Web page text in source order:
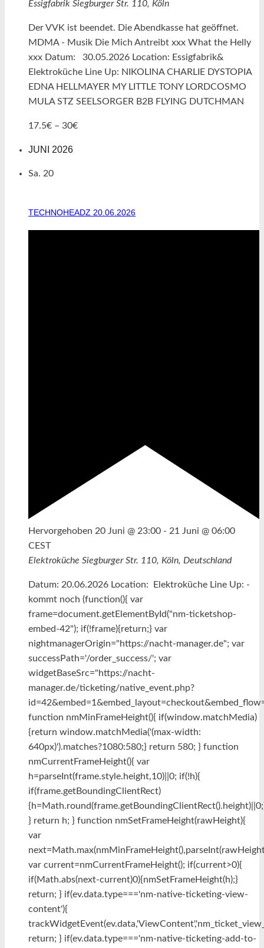
Essigfabrik Siegburger Str. 110, Köln
Der VVK ist beendet. Die Abendkasse hat geöffnet.
MDMA - Musik Die Mich Antreibt xxx What the Helly
xxx Datum: 30.05.2026 Location: Essigfabrik&
Elektroküche Line Up: NIKOLINA CHARLIE DYSTOPIA
EDNA HELLMAYER MY LITTLE TONY LORDCOSMO
MULA STZ SEELSORGER B2B FLYING DUTCHMAN
17.5€ – 30€
JUNI 2026
Sa. 20
TECHNOHEADZ 20.06.2026
Hervorgehoben 20 Juni @ 23:00 - 21 Juni @ 06:00
CEST
Elektroküche Siegburger Str. 110, Köln, Deutschland
Datum: 20.06.2026 Location: Elektroküche Line Up: -
kommt noch (function(){ var
frame=document.getElementById("nm-ticketshop-
embed-42"); if(!frame){return;} var
nightmanagerOrigin="https://nacht-manager.de"; var
successPath='/order_success/'; var
widgetBaseSrc="https://nacht-
manager.de/ticketing/native_event.php?
function nmMinFrameHeight(){ if(window.matchMedia)
{return window.matchMedia('(max-width:
640px)').matches?1080:580;} return 580; } function
nmCurrentFrameHeight(){ var
h=parseInt(frame.style.height,10)||0; if(!h){
if(frame.getBoundingClientRect)
} return h; } function nmSetFrameHeight(rawHeight){
var
var current=nmCurrentFrameHeight(); if(current>0){
if(Math.abs(next-current)0){nmSetFrameHeight(h);}
return; } if(ev.data.type==='nm-native-ticketing-view-
content'){
return; } if(ev.data.type==='nm-native-ticketing-add-to-